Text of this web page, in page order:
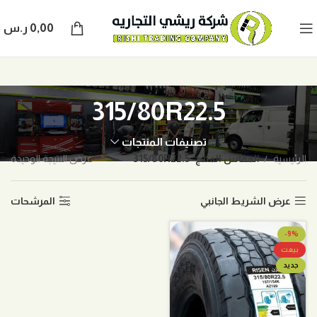
0,00 ر.س
315/80R22.5
تصنيفات المنتجات
الرئيسية المقاس المنتج 315/80R22.5 عرض النتيجة الوحيدة
عرض الشريط الجانبي المرشحات
-9%
بيعت
جديد